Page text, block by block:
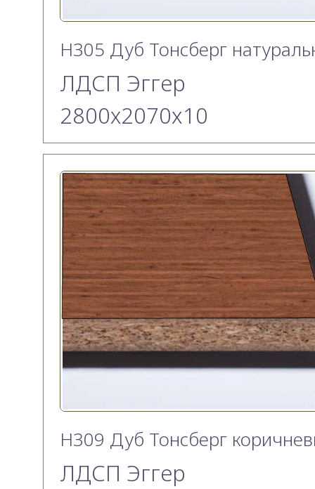
H305 Дуб Тонсберг
ЛДСП Эггер
2800х2070x10
H309 Дуб Тонсберг
ЛДСП Эггер